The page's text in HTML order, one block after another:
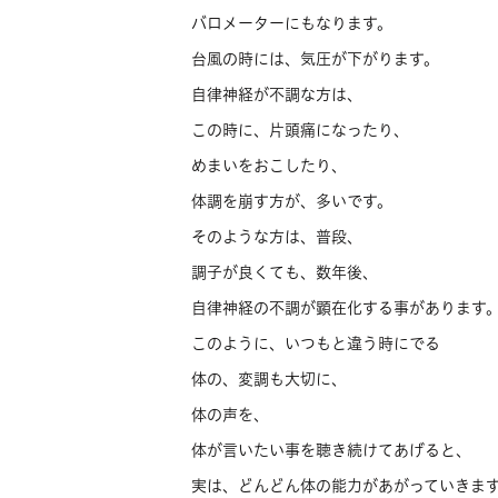
バロメーターにもなります。
台風の時には、気圧が下がります。
自律神経が不調な方は、
この時に、片頭痛になったり、
めまいをおこしたり、
体調を崩す方が、多いです。
そのような方は、普段、
調子が良くても、数年後、
自律神経の不調が顕在化する事があります
このように、いつもと違う時にでる
体の、変調も大切に、
体の声を、
体が言いたい事を聴き続けてあげると、
実は、どんどん体の能力があがっていきま